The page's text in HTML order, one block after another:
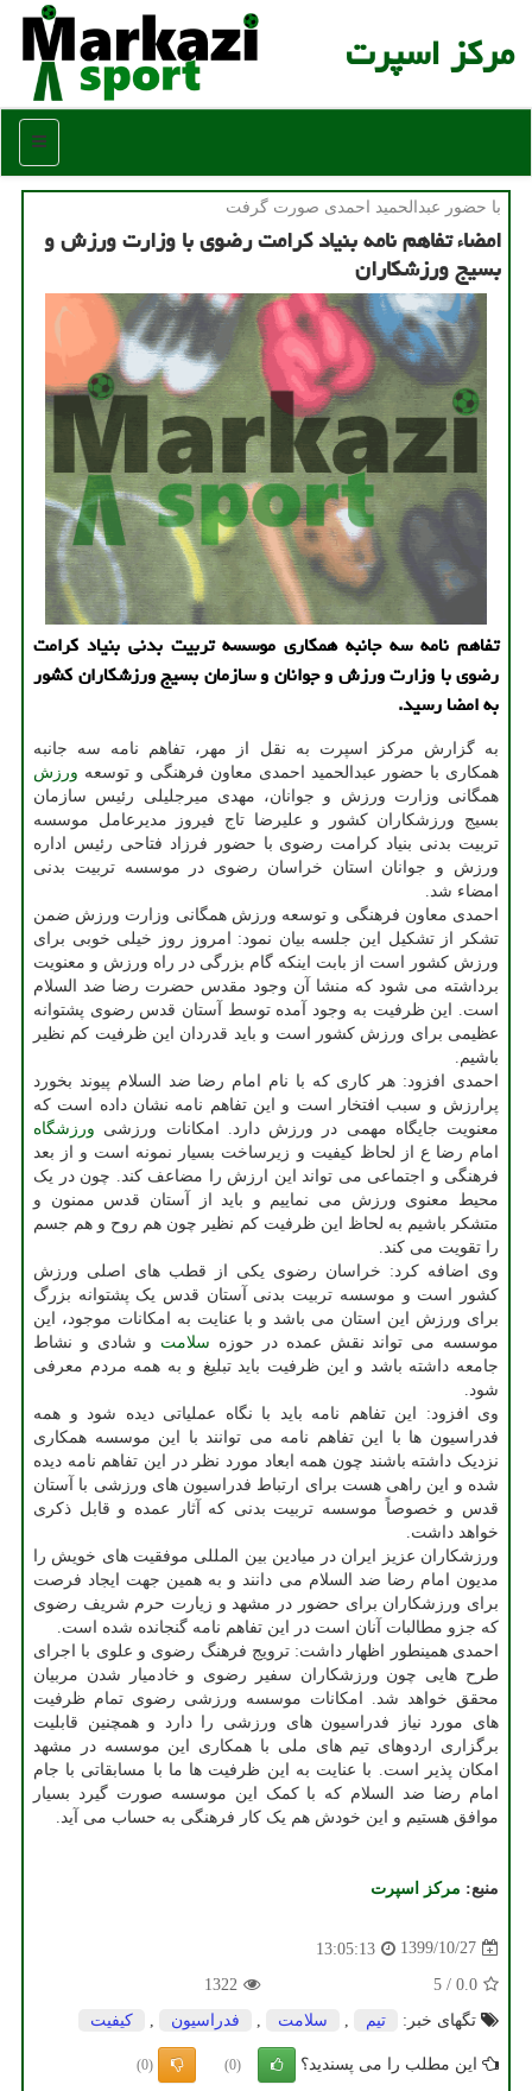
مركز اسپرت
منو
با حضور عبدالحمید احمدی صورت گرفت
امضاء تفاهم نامه بنیاد كرامت رضوی با وزارت ورزش و
بسیج ورزشكاران
تفاهم نامه سه جانبه همکاری موسسه تربیت بدنی بنیاد کرامت
رضوی با وزارت ورزش و جوانان و سازمان بسیج ورزشکاران کشور
به امضا رسید.
به گزارش مرکز اسپرت به نقل از مهر، تفاهم نامه سه جانبه
همکاری با حضور عبدالحمید احمدی معاون فرهنگی و توسعه ورزش
همگانی وزارت ورزش و جوانان، مهدی میرجلیلی رئیس سازمان
بسیج ورزشکاران کشور و علیرضا تاج فیروز مدیرعامل موسسه
تربیت بدنی بنیاد کرامت رضوی با حضور فرزاد فتاحی رئیس اداره
ورزش و جوانان استان خراسان رضوی در موسسه تربیت بدنی
امضاء شد.
احمدی معاون فرهنگی و توسعه ورزش همگانی وزارت ورزش ضمن
تشکر از تشکیل این جلسه بیان نمود: امروز روز خیلی خوبی برای
ورزش کشور است از بابت اینکه گام بزرگی در راه ورزش و معنویت
برداشته می شود که منشا آن وجود مقدس حضرت رضا ضد السلام
است. این ظرفیت به وجود آمده توسط آستان قدس رضوی پشتوانه
عظیمی برای ورزش کشور است و باید قدردان این ظرفیت کم نظیر
باشیم.
احمدی افزود: هر کاری که با نام امام رضا ضد السلام پیوند بخورد
پرارزش و سبب افتخار است و این تفاهم نامه نشان داده است که
معنویت جایگاه مهمی در ورزش دارد. امکانات ورزشی ورزشگاه
امام رضا ع از لحاظ کیفیت و زیرساخت بسیار نمونه است و از بعد
فرهنگی و اجتماعی می تواند این ارزش را مضاعف کند. چون در یک
محیط معنوی ورزش می نماییم و باید از آستان قدس ممنون و
متشکر باشیم به لحاظ این ظرفیت کم نظیر چون هم روح و هم جسم
را تقویت می کند.
وی اضافه کرد: خراسان رضوی یکی از قطب های اصلی ورزش
کشور است و موسسه تربیت بدنی آستان قدس یک پشتوانه بزرگ
برای ورزش این استان می باشد و با عنایت به امکانات موجود، این
موسسه می تواند نقش عمده در حوزه سلامت و شادی و نشاط
جامعه داشته باشد و این ظرفیت باید تبلیغ و به همه مردم معرفی
شود.
وی افزود: این تفاهم نامه باید با نگاه عملیاتی دیده شود و همه
فدراسیون ها با این تفاهم نامه می توانند با این موسسه همکاری
نزدیک داشته باشند چون همه ابعاد مورد نظر در این تفاهم نامه دیده
شده و این راهی هست برای ارتباط فدراسیون های ورزشی با آستان
قدس و خصوصاً موسسه تربیت بدنی که آثار عمده و قابل ذکری
خواهد داشت.
ورزشکاران عزیز ایران در میادین بین المللی موفقیت های خویش را
مدیون امام رضا ضد السلام می دانند و به همین جهت ایجاد فرصت
برای ورزشکاران برای حضور در مشهد و زیارت حرم شریف رضوی
که جزو مطالبات آنان است در این تفاهم نامه گنجانده شده است.
احمدی همینطور اظهار داشت: ترویج فرهنگ رضوی و علوی با اجرای
طرح هایی چون ورزشکاران سفیر رضوی و خادمیار شدن مربیان
محقق خواهد شد. امکانات موسسه ورزشی رضوی تمام ظرفیت
های مورد نیاز فدراسیون های ورزشی را دارد و همچنین قابلیت
برگزاری اردوهای تیم های ملی با همکاری این موسسه در مشهد
امکان پذیر است. با عنایت به این ظرفیت ها ما با مسابقاتی با جام
امام رضا ضد السلام که با کمک این موسسه صورت گیرد بسیار
موافق هستیم و این خودش هم یک کار فرهنگی به حساب می آید.
منبع: مركز اسپرت
1399/10/27
13:05:13
0.0
/
5
1322
تگهای خبر:
تیم سلامت فدراسیون كیفیت
این مطلب را می پسندید؟ (0)
(0)